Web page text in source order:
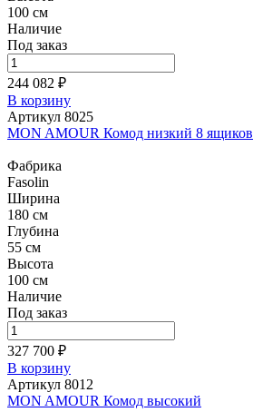
100 см
Наличие
Под заказ
244 082 ₽
В корзину
Артикул 8025
MON AMOUR Комод низкий 8 ящиков
Фабрика
Fasolin
Ширина
180 см
Глубина
55 см
Высота
100 см
Наличие
Под заказ
327 700 ₽
В корзину
Артикул 8012
MON AMOUR Комод высокий